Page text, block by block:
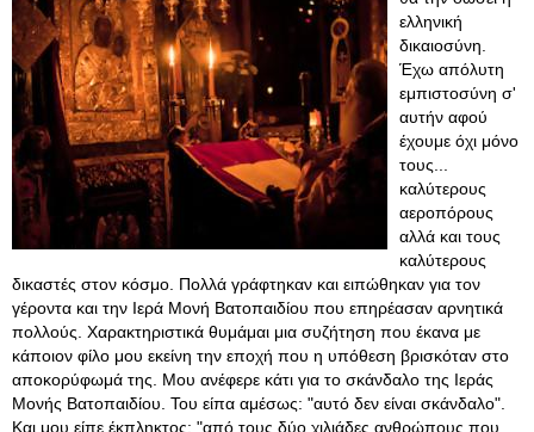
ελληνική
δικαιοσύνη.
Έχω απόλυτη
εμπιστοσύνη σ'
αυτήν αφού
έχουμε όχι μόνο
τους...
καλύτερους
αεροπόρους
αλλά και τους
καλύτερους
δικαστές στον κόσμο. Πολλά γράφτηκαν και ειπώθηκαν για τον
γέροντα και την Ιερά Μονή Βατοπαιδίου που επηρέασαν αρνητικά
πολλούς. Χαρακτηριστικά θυμάμαι μια συζήτηση που έκανα με
κάποιον φίλο μου εκείνη την εποχή που η υπόθεση βρισκόταν στο
αποκορύφωμά της. Μου ανέφερε κάτι για το σκάνδαλο της Ιεράς
Μονής Βατοπαιδίου. Του είπα αμέσως: "αυτό δεν είναι σκάνδαλο".
Και μου είπε έκπληκτος: "από τους δύο χιλιάδες ανθρώπους που